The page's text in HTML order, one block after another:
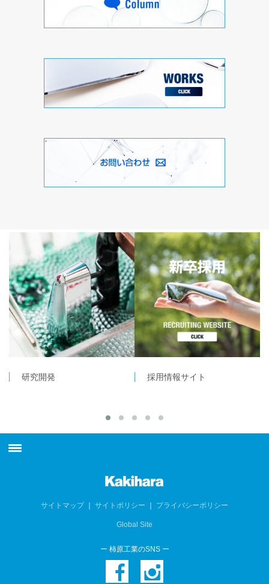
研究開発 採用情報サイト
柿原工業について
サイトマップ｜ サイトポリシー ｜ プライバシーポリシー
Global Site
ー 柿原工業のSNS ー